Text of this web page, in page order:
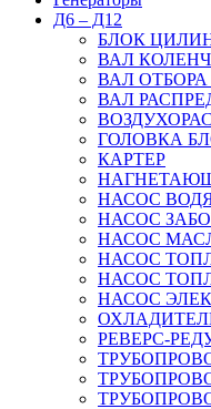
Д6 – Д12
БЛОК
ВАЛ
ВАЛ
ВАЛ
ГОЛОВКА
КАРТЕР
НАСОС
НАСОС
НАСОС
НАСОС
НАСОС
НАСОС
РЕВЕРС-